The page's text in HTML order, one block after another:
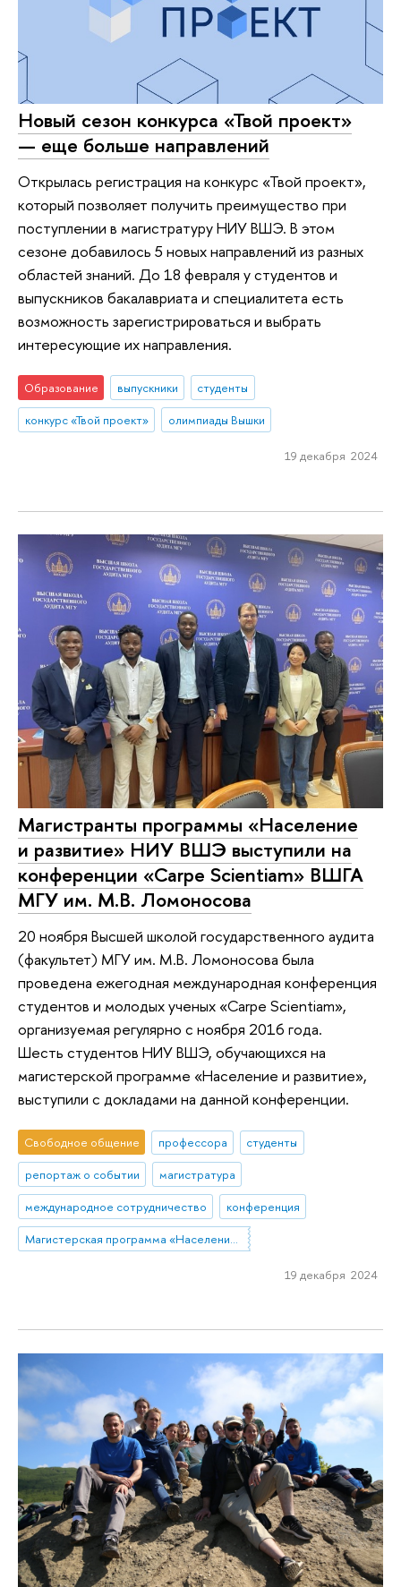
Новый сезон конкурса «Твой проект»
— еще больше направлений
Открылась регистрация на конкурс «Твой проект»,
который позволяет получить преимущество при
поступлении в магистратуру НИУ ВШЭ. В этом
сезоне добавилось 5 новых направлений из разных
областей знаний. До 18 февраля у студентов и
выпускников бакалавриата и специалитета есть
возможность зарегистрироваться и выбрать
интересующие их направления.
Образование выпускники
студенты
конкурс «Твой проект»
олимпиады Вышки
19 декабря 2024
Магистранты программы «Население
и развитие» НИУ ВШЭ выступили на
конференции «Carpe Scientiam» ВШГА
МГУ им. М.В. Ломоносова
20 ноября Высшей школой государственного аудита
(факультет) МГУ им. М.В. Ломоносова была
проведена ежегодная международная конференция
студентов и молодых ученых «Carpe Scientiam»,
организуемая регулярно с ноября 2016 года.
Шесть студентов НИУ ВШЭ, обучающихся на
магистерской программе «Население и развитие»,
выступили с докладами на данной конференции.
Свободное общение профессора
студенты
репортаж о событии
магистратура
международное сотрудничество
конференция
Магистерская программа «Население и развитие»
19 декабря 2024